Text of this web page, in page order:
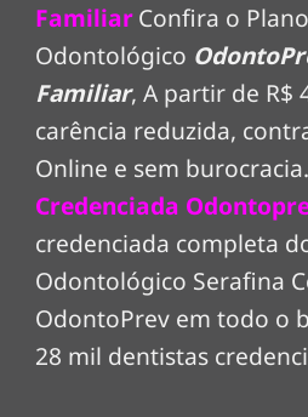
FamiliarConfira o Plano
Odontológico
Familiar, A partir de R$
carência reduzida,
Online e sem burocracia.
Credenciada
credenciada completa
Odontológico Serafina
OdontoPrev em todo o
28 mil dentistas